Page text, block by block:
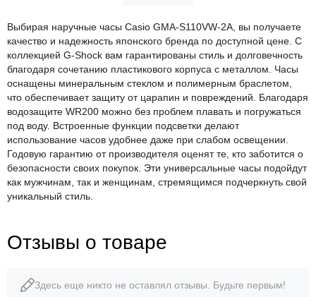
Выбирая наручные часы Casio GMA-S110VW-2A, вы получаете
качество и надежность японского бренда по доступной цене. С
коллекцией G-Shock вам гарантированы стиль и долговечность
благодаря сочетанию пластикового корпуса с металлом. Часы
оснащены минеральным стеклом и полимерным браслетом,
что обеспечивает защиту от царапин и повреждений. Благодаря
водозащите WR200 можно без проблем плавать и погружаться
под воду. Встроенные функции подсветки делают
использование часов удобнее даже при слабом освещении.
Годовую гарантию от производителя оценят те, кто заботится о
безопасности своих покупок. Эти универсальные часы подойдут
как мужчинам, так и женщинам, стремящимся подчеркнуть свой
уникальный стиль.
Отзывы о товаре
Здесь еще никто не оставлял отзывы. Будьте первым!